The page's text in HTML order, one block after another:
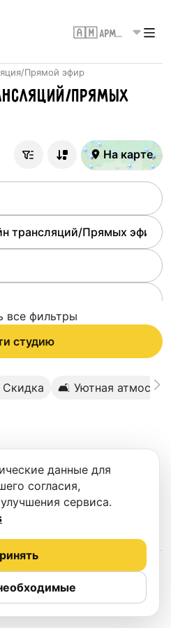
🇦🇲 Армения
Прямой эфир
Прямых
На карте
все фильтры
студию
🛋 Уютная
данные для
согласия,
сервиса.